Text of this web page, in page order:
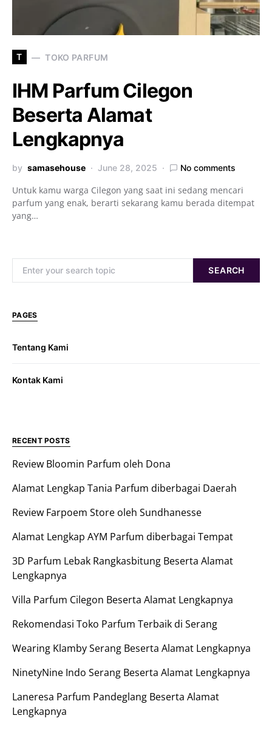
T TOKO PARFUM
IHM Parfum Cilegon
Beserta Alamat
Lengkapnya
by samasehouse June 28, 2025 No comments
Untuk kamu warga Cilegon yang saat ini sedang mencari
parfum yang enak, berarti sekarang kamu berada ditempat
yang…
SEARCH
PAGES
Tentang Kami
Kontak Kami
RECENT POSTS
Review Bloomin Parfum oleh Dona
Alamat Lengkap Tania Parfum diberbagai Daerah
Review Farpoem Store oleh Sundhanesse
Alamat Lengkap AYM Parfum diberbagai Tempat
3D Parfum Lebak Rangkasbitung Beserta Alamat
Lengkapnya
Villa Parfum Cilegon Beserta Alamat Lengkapnya
Rekomendasi Toko Parfum Terbaik di Serang
Wearing Klamby Serang Beserta Alamat Lengkapnya
NinetyNine Indo Serang Beserta Alamat Lengkapnya
Laneresa Parfum Pandeglang Beserta Alamat
Lengkapnya